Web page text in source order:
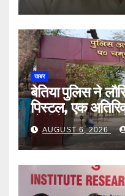
खबर
बेतिया पुलिस ने
पिस्टल, एक
गोली के साथ एक को
AUGUST 6, 2026